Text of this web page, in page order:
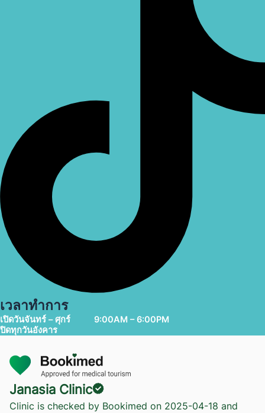
เวลาทำการ
เปิดวันจันทร์ – ศุกร์
9:00AM – 6:00PM
ปิดทุกวันอังคาร
Janasia Clinic
Clinic is checked by Bookimed on 2025-04-18 and